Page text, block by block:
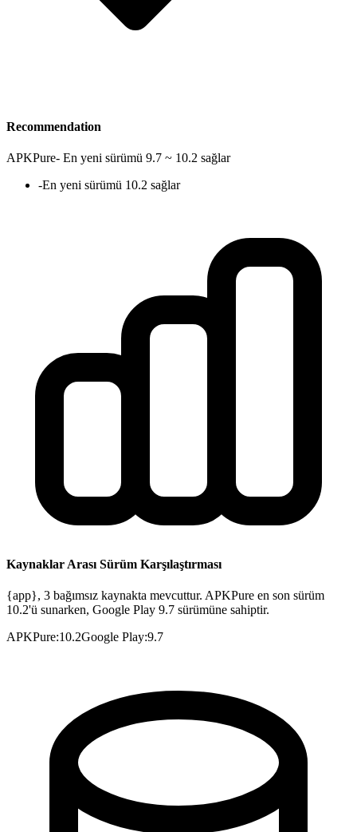
Recommendation
APKPure- En yeni sürümü 9.7 ~ 10.2 sağlar
-En yeni sürümü 10.2 sağlar
Kaynaklar Arası Sürüm Karşılaştırması
{app}, 3 bağımsız kaynakta mevcuttur. APKPure en son sürüm
10.2'ü sunarken, Google Play 9.7 sürümüne sahiptir.
APKPure:10.2Google Play:9.7